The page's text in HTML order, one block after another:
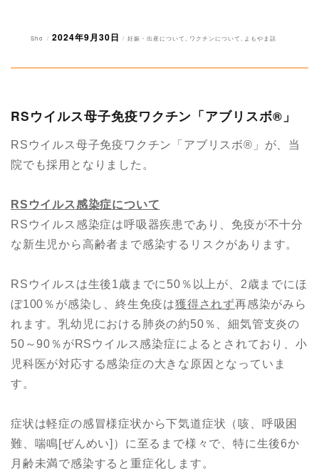
投
Sho
投
2024年9月30日
カ
妊娠・出産について ワクチンについて よもやま話
RSウイルス母子免疫ワクチン「アブリスボ®︎」
RSウイルス母子免疫ワクチン「アブリスボ®︎」が、当
院でも採用となりました。
RS ウイルス感染症について
RSウイルス感染症は呼吸器疾患であり、免疫が不十分
な新生児から高齢者まで感染するリスクがあります。
RSウイルスは生後1歳までに50％以上が、2歳までにほ
ぼ100％が感染し、終生免疫は獲得されず再感染がみら
れます。乳幼児における肺炎の約50％、細気管支炎の
50～90％がRSウイルス感染症によるとされており、小
児科医が対応する感染症の大きな原因となっていま
す。
症状は軽症の感冒様症状から下気道症状（咳、呼吸困
難、喘鳴[ぜんめい]）に至るまで様々で、特に生後6か
月齢未満で感染すると重症化します。